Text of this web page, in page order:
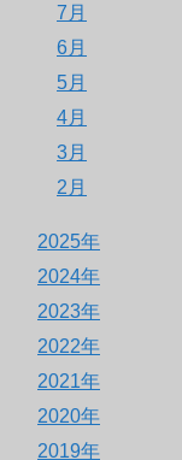
7月
6月
5月
4月
3月
2月
2025年
2024年
2023年
2022年
2021年
2020年
2019年